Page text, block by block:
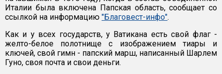
Италии была включена Папская область, сообщает со
ссылкой на информацию "Благовест-инфо".
Как и у всех государств, у Ватикана есть свой флаг -
желто-белое полотнище с изображением тиары и
ключей, свой гимн - папский марш, написанный Шарлем
Гуно, своя почта и свои деньги.